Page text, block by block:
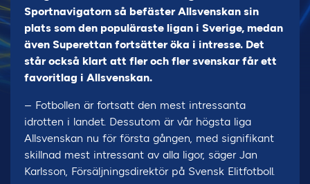
Sportnavigatorn så befäster Allsvenskan sin
plats som den populäraste ligan i Sverige, medan
även Superettan fortsätter öka i intresse. Det
står också klart att fler och fler svenskar får ett
favoritlag i Allsvenskan.
– Fotbollen är fortsatt den mest intressanta
idrotten i landet. Dessutom är vår högsta liga
Allsvenskan nu för första gången, med signifikant
skillnad mest intressant av alla ligor, säger Jan
Karlsson, Försäljningsdirektör på Svensk Elitfotboll.